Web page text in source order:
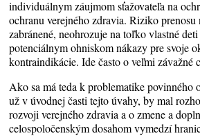
individuálnym záujmom sťažovateľa na
ochranu verejného zdravia. Riziko
zabránené, neohrozuje na toľko vlastné
potenciálnym ohniskom nákazy pre svoje
kontraindikácie. Ide často o veľmi
Ako sa má teda k problematike povinného
už v úvodnej časti tejto úvahy, by mal
rozvoji verejného zdravia a o zmene a
celospoločenským dosahom vymedzí